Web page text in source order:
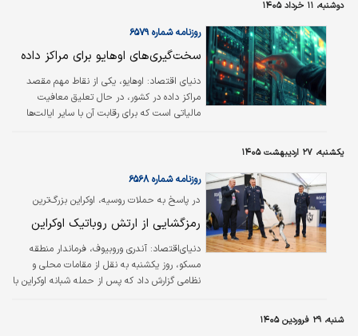
دوشنبه، ۱۱ خرداد ۱۴۰۵
روزنامه شماره ۶۵۷۹
سخت‌گیری‌های اوهایو برای مراکز داده
دنیای اقتصاد: اوهایو، یکی از نقاط مهم مقصد
مراکز داده در کشور، در حال تعلیق معافیت
مالیاتی است که برای رقابت آن با سایر ایالت‌ها
یکشنبه، ۲۷ اردیبهشت ۱۴۰۵
در پاسخ به حملات روسیه، اوکراین بزرگ‌ترین
شبیخون پهپادی علیه مسکو را رقم زد
روزنامه شماره ۶۵۶۸
رمزگشایی از ارتش روباتیک اوکراین
دنیای‌اقتصاد: آندری وروبیوف، فرماندار منطقه
مسکو، روز یکشنبه به نقل از مقامات محلی و
نظامی گزارش داد که پس از حمله شبانه اوکراین با
شنبه، ۲۹ فروردین ۱۴۰۵